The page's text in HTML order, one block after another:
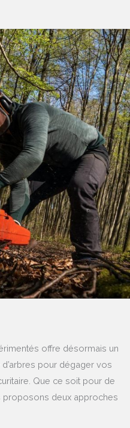
offre désormais un
pour dégager vos
Que ce soit pour de
proposons deux approches